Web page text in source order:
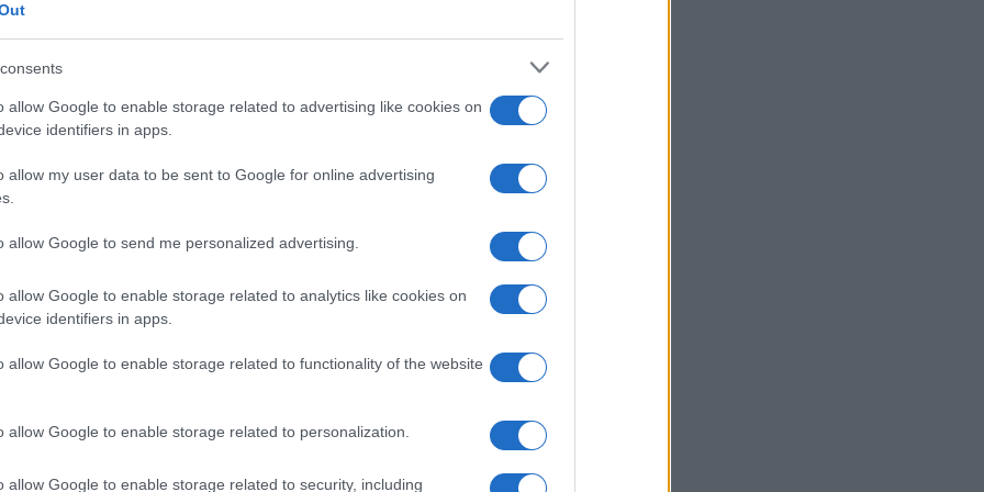
allow Google to enable storage related to advertising like cookies on
identifiers in apps.
allow my user data to be sent to Google for online advertising
allow Google to send me personalized advertising.
allow Google to enable storage related to analytics like cookies on
identifiers in apps.
allow Google to enable storage related to functionality of the website
allow Google to enable storage related to personalization.
allow Google to enable storage related to security, including
Οκτωβρίου έχουν προκηρύξει και οι
των σχολείων.
στις Υπηρεσίες (Ο.Σ.Ε.ΥΠ.Ε.) διεκδικεί
και διαρκούς φύσης των αναγκών
των ΙΔΟΧ σε πλήρους
στις προσλήψεις πλήρους
2025-2026 σε όλους όσοι έχουν
τα έτη εμπειρίας, υποχρέωση Προσλήψεων
Μέσα Ατομικής Προστασίας, Ο
να είναι ενιαίος για το προσωπικό
συλλογικής σύμβασης εργασίας
και της Ομοσπονδίας, πιστοποίηση
Προϊόντων Καθαρισμού και
Μισθοδοσίας, χορήγηση Εξόδων
Ζελένσκι: Στην Σερβία το Σάββατο,
για πρώτη φορά μετά την έναρξη του
ρωσο-ουκρανικού πολέμου
ΕΛΛΑΔΑ
Στην Ελλάδα απόψε η 46χρονη που
Marfin — Θα μεταφερθεί στη ΓΑΔΑ
ΔΙΕΘΝΗ
06/08/26 - 19:22
Οι ΗΠΑ ανακάλεσαν τη βίζα της
ένταση Τραμπ και Λούλα
ΔΙΕΘΝΗ
Κλιμάκωση της σύγκρουσης Ρωσίας–
και επιθέσεις με drones